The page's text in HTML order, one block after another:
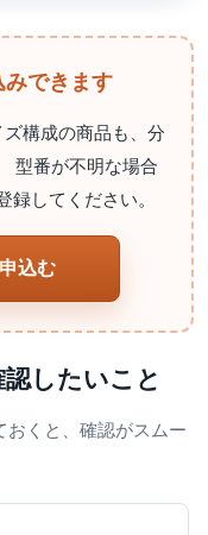
できます
構成の商品も、分
型番が不明な場合
録してください。
込む
したいこと
おくと、確認がスムー